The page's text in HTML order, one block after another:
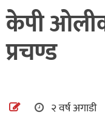
स्वास्थ्य/
शिक्षा
केपी
प्रचण्ड
२ वर्ष अगाडी